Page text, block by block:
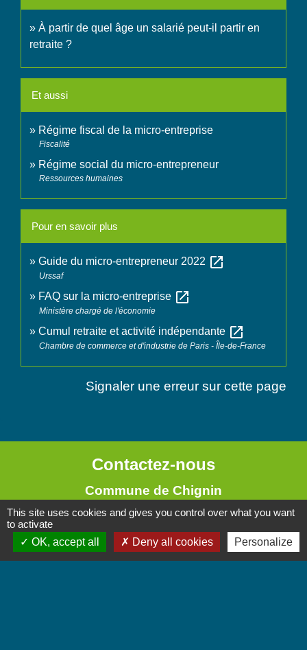
À partir de quel âge un salarié peut-il partir en
retraite ?
Et aussi
Régime fiscal de la micro-entreprise
Fiscalité
Régime social du micro-entrepreneur
Ressources humaines
Pour en savoir plus
Guide du micro-entrepreneur 2022 open_in_new
Urssaf
FAQ sur la micro-entreprise open_in_new
Ministère chargé de l'économie
Cumul retraite et activité indépendante open_in_new
Chambre de commerce et d'industrie de Paris - Île-de-France
Signaler une erreur sur cette page
Contactez-nous
Commune de Chignin
52 Place de la Mairie - Le Chef Lieu
73800 Chignin - FRANCE
+33 4 79 28 10 12
This site uses cookies and gives you control over what you want
to activate
OK, accept all
Deny all cookies Personalize